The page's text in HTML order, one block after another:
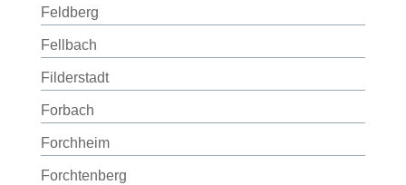
Feldberg
Fellbach
Filderstadt
Forbach
Forchheim
Forchtenberg